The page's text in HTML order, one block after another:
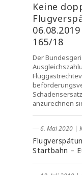
Keine
165/18
Der
anzurechnen
― 6. Mai 2020 |
Startbahn –